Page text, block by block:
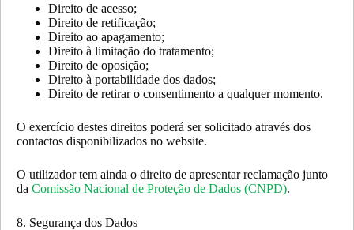
Direito de acesso;
Direito de retificação;
Direito ao apagamento;
Direito à limitação do tratamento;
Direito de oposição;
Direito à portabilidade dos dados;
Direito de retirar o consentimento a qualquer momento.
O exercício destes direitos poderá ser solicitado através dos
contactos disponibilizados no website.
O utilizador tem ainda o direito de apresentar reclamação junto
da Comissão Nacional de Proteção de Dados (CNPD).
8. Segurança dos Dados